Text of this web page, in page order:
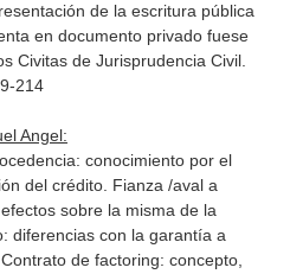
de la escritura pública
en documento privado fuese
Civitas de Jurisprudencia Civil.
214
Angel:
conocimiento por el
del crédito. Fianza /aval a
sobre la misma de la
diferencias con la garantía a
de factoring: concepto,